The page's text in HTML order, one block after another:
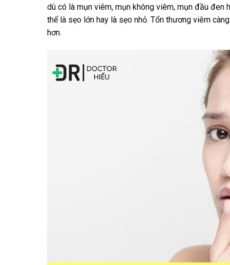
dù có là mụn viêm, mụn không viêm, mụn đầu
thể là sẹo lớn hay là sẹo nhỏ. Tổn thương viêm
hơn.